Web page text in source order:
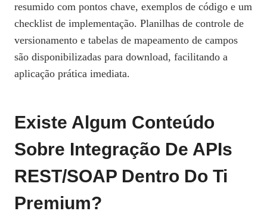
resumido com pontos chave, exemplos de código e um
checklist de implementação. Planilhas de controle de
versionamento e tabelas de mapeamento de campos
são disponibilizadas para download, facilitando a
aplicação prática imediata.
Existe Algum Conteúdo
Sobre Integração De APIs
REST/SOAP Dentro Do Ti
Premium?